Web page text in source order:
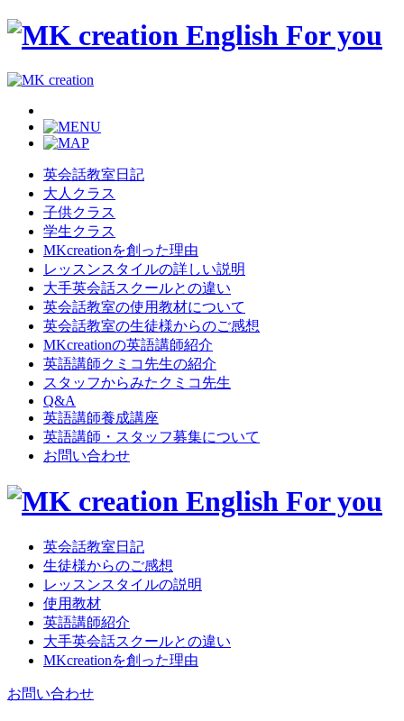
英会話教室日記
大人クラス
子供クラス
学生クラス
MKcreationを創った理由
レッスンスタイルの詳しい説明
大手英会話スクールとの違い
英会話教室の使用教材について
英会話教室の生徒様からのご感想
MKcreationの英語講師紹介
英語講師クミコ先生の紹介
スタッフからみたクミコ先生
Q&A
英語講師養成講座
英語講師・スタッフ募集について
お問い合わせ
英会話教室日記
生徒様からのご感想
レッスンスタイルの説明
使用教材
英語講師紹介
大手英会話スクールとの違い
MKcreationを創った理由
お問い合わせ